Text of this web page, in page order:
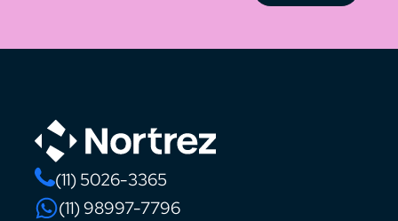
(11) 5026-3365
(11) 98997-7796